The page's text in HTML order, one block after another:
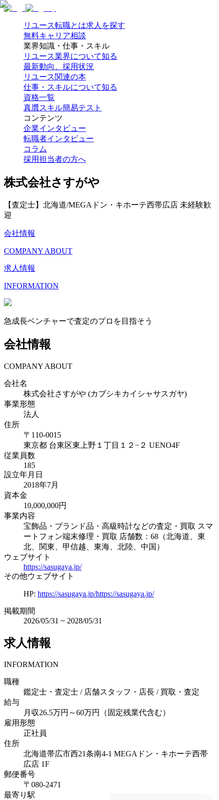
リユース転職とは求人を探す
無料キャリア相談
業界知識・仕事・スキル
リユース業界について知る
最新動向、採用状況
リユース関連の本
仕事・スキルについて知る
資格一覧
真贋スキル簡易テスト
コンテンツ
企業インタビュー
転職者インタビュー
コラム
採用担当者の方へ
株式会社さすがや
【査定士】北海道/MEGAドン・キホーテ西帯広店 未経験歓
迎
会社情報
COMPANY ABOUT
求人情報
INFORMATION
急成長ベンチャーで査定のプロを目指そう
会社情報
COMPANY ABOUT
会社名
株式会社さすがや (カブシキカイシャサスガヤ)
事業形態
法人
住所
〒 110-0015
東京都 台東区東上野１丁目１２−２ UENO4F
従業員数
185
設立年月日
2018年7月
資本金
10,000,000円
事業内容
宝飾品・ブランド品・高級時計などの査定・買取 スマ
ートフォン端末修理・買取 店舗数：68（北海道、東
北、関東、甲信越、東海、北陸、中国）
ウェブサイト
https://sasugaya.jp/
その他ウェブサイト
HP: https://sasugaya.jp/https://sasugaya.jp/
掲載期間
2026/05/31 ~ 2028/05/31
求人情報
INFORMATION
職種
鑑定士・査定士 / 店舗スタッフ・店長 / 買取・査定
給与
月収26.5万円～60万円（固定残業代含む）
雇用形態
正社員
住所
北海道帯広市西21条南4-1 MEGAドン・キホーテ西帯
広店 1F
郵便番号
〒080-2471
最寄り駅